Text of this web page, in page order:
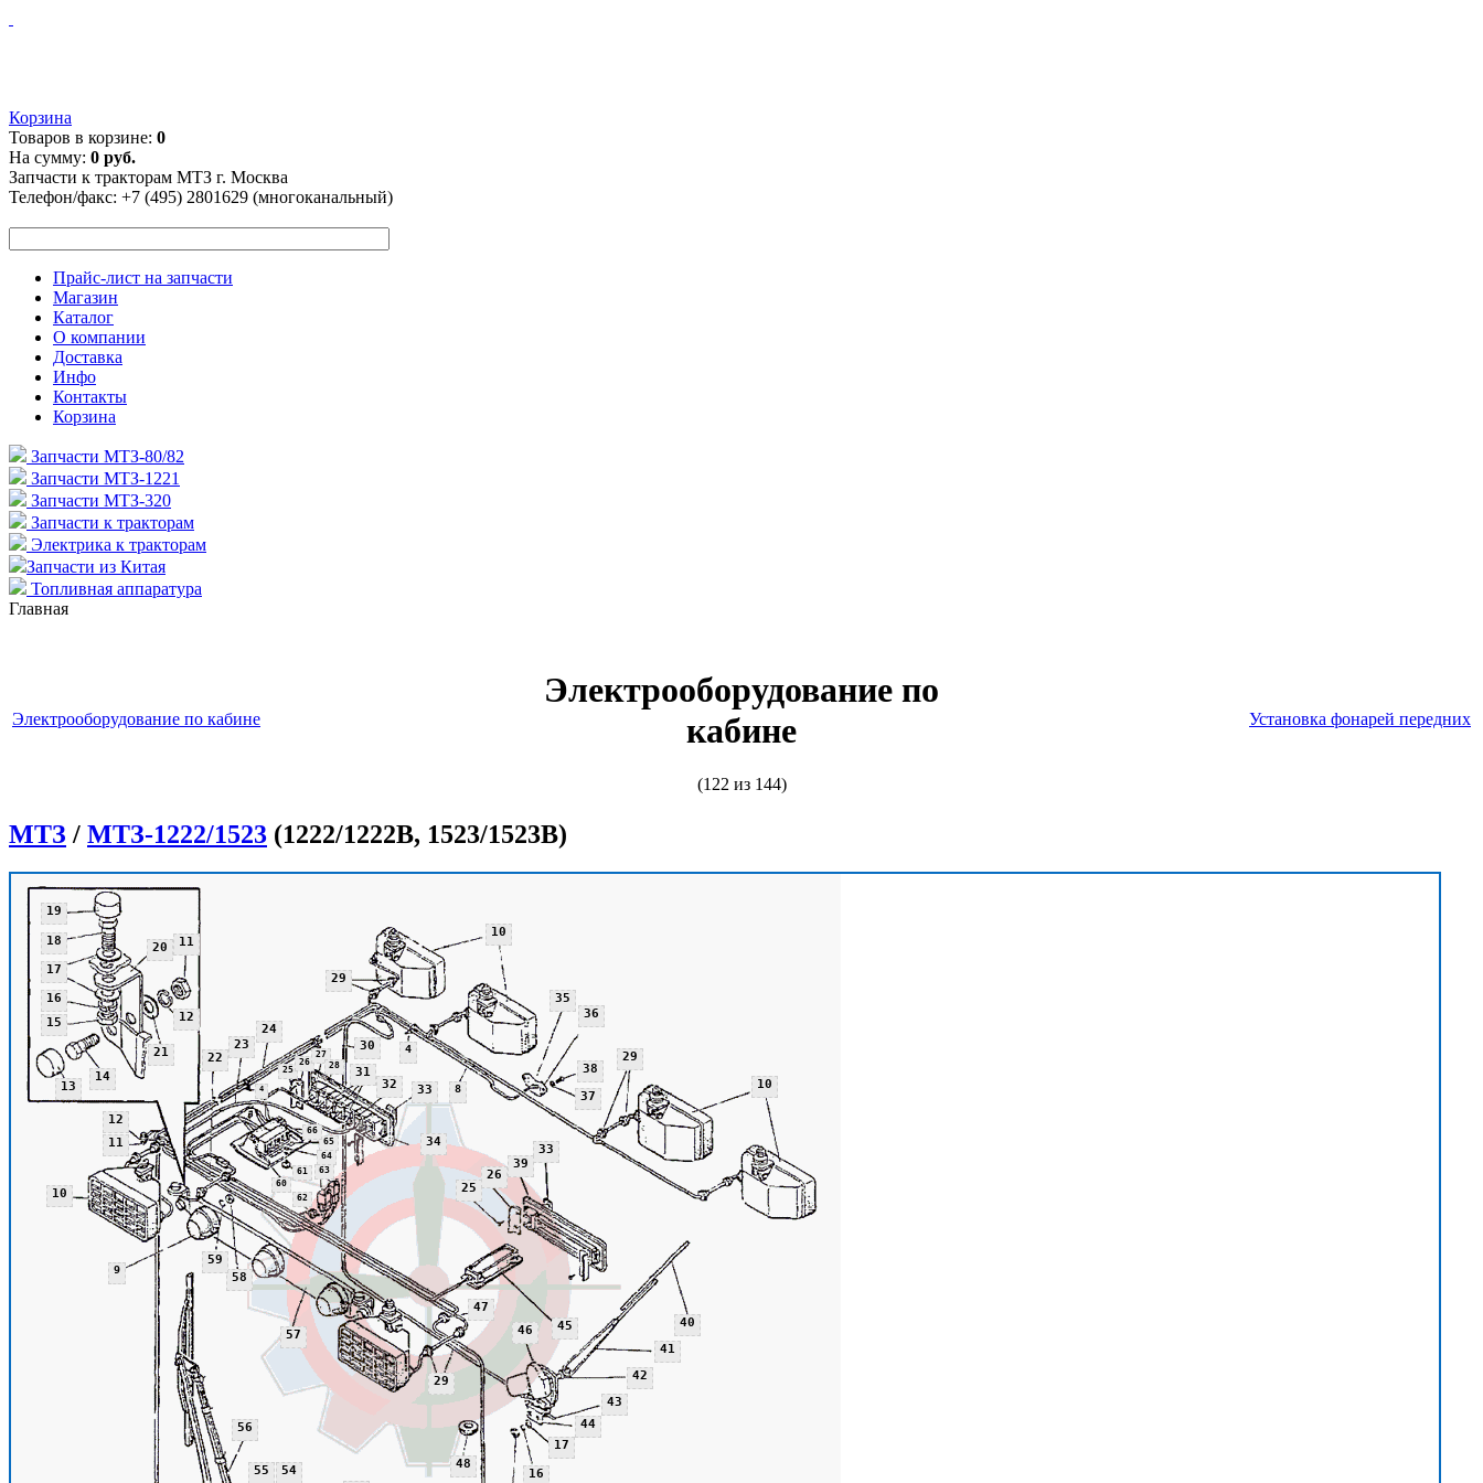
Корзина
Товаров в корзине: 0
На сумму: 0 руб.
Запчасти к тракторам МТЗ г. Москва
Телефон/факс: +7 (495) 2801629 (многоканальный)
Прайс-лист на запчасти
Магазин
Каталог
О компании
Доставка
Инфо
Контакты
Корзина
Запчасти МТЗ-80/82
Запчасти МТЗ-1221
Запчасти МТЗ-320
Запчасти к тракторам
Электрика к тракторам
Запчасти из Китая
Топливная аппаратура
Главная
Электрооборудование по кабине
Электрооборудование по
кабине
(122 из 144)
Установка фонарей передних
МТЗ / МТЗ-1222/1523 (1222/1222В, 1523/1523В)
4
4 8
9
10
10
10
11
11
12
12
13
14
15
16
16
17
17
18
19
20
21 22
23
24
25
25
26
26
27
28
29
29
29
30
31
32
33
33
34
35
36
37
38
39
40
41
42
43
44
45
46
47
48
54
55
56
57
58
59
60
61
62
63
64
65
66